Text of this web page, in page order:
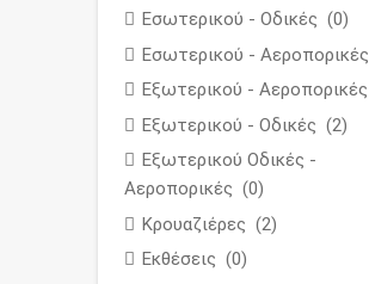
Εσωτερικού - Οδικές (0)
Εσωτερικού - Αεροπορικές
Εξωτερικού - Αεροπορικές
Εξωτερικού - Οδικές (2)
Εξωτερικού Οδικές -
Αεροπορικές (0)
Κρουαζιέρες (2)
Εκθέσεις (0)